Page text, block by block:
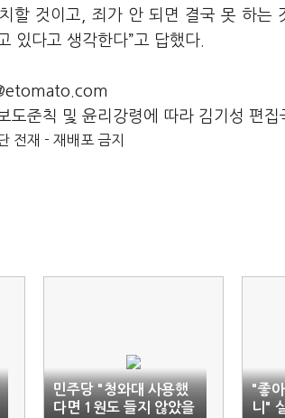
할 것이고, 죄가 안 되면 결국 못 하는
있다고 생각한다”고 답했다.
도준칙 및 윤리강령에 따라 김기성 편집
전재 - 재배포 금지
민주당 "청와대 사용했
다면 1원도 들지 않았을
"좋
니"